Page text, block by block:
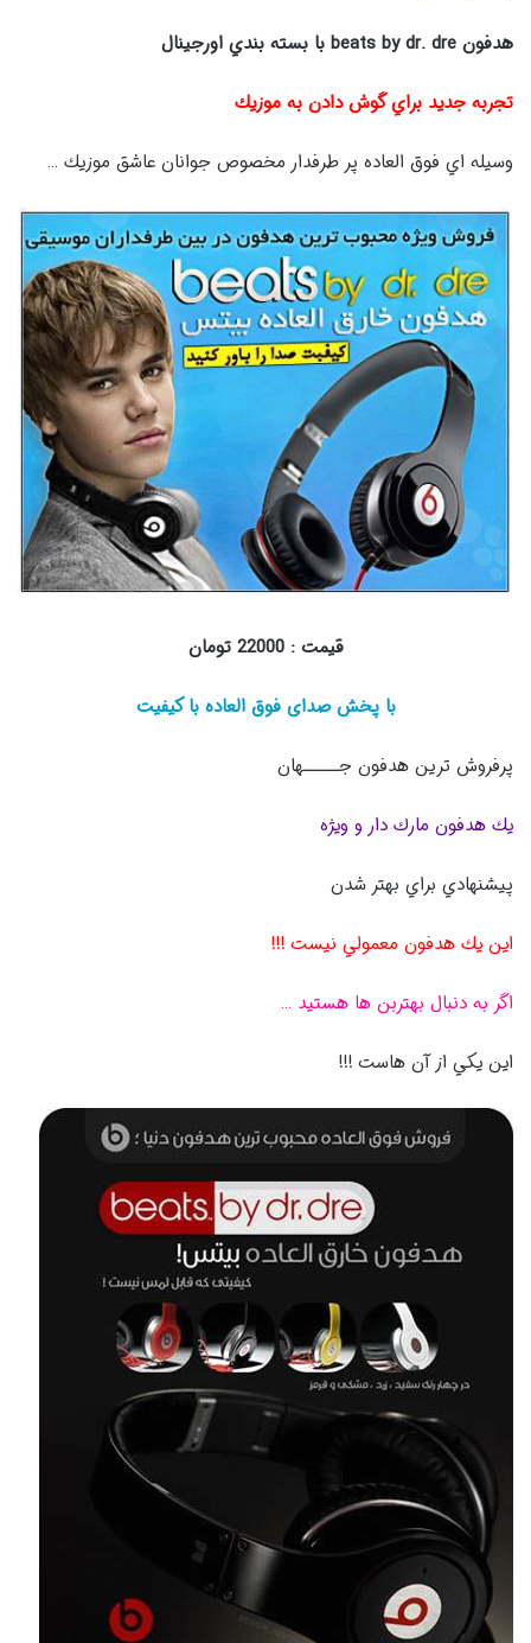
هدفون beats by dr. dre با بسته بندي اورجينال
تجربه جديد براي گوش دادن به موزيك
وسيله اي فوق العاده پر طرفدار مخصوص جوانان عاشق موزيك …
قیمت : 22000 تومان
با پخش صدای فوق العاده با کیفیت
پرفروش ترین هدفون جـــــهان
يك هدفون مارك دار و ويژه
پيشنهادي براي بهتر شدن
اين يك هدفون معمولي نيست !!!
اگر به دنبال بهتربن ها هستيد …
اين يكي از آن هاست !!!